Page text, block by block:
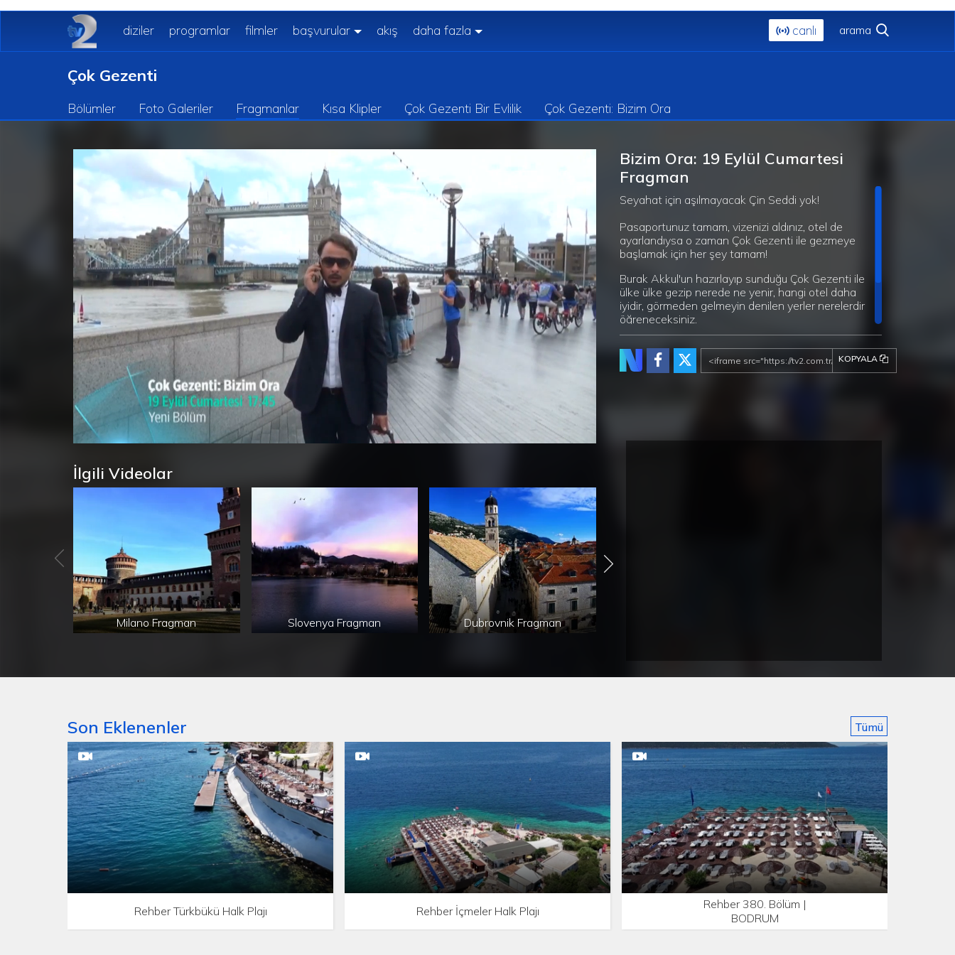
diziler programlar filmler başvurular akış daha fazla canlı
Çok Gezenti
Bölümler Foto Galeriler Fragmanlar Kısa Klipler Çok Gezenti Bir Evlilik Çok Gezenti: Bizim Ora
Yüklendi:
Yükleniyor
İlgili Videolar
Milano Fragman Slovenya Fragman Dubrovnik Fragman
Bizim Ora: 19 Eylül Cumartesi
Fragman
Seyahat için aşılmayacak Çin Seddi yok!
Pasaportunuz tamam, vizenizi aldınız, otel de
ayarlandıysa o zaman Çok Gezenti ile gezmeye
başlamak için her şey tamam!
Burak Akkul'un hazırlayıp sunduğu Çok Gezenti ile
ülke ülke gezip nerede ne yenir, hangi otel daha
iyidir, görmeden gelmeyin denilen yerler nerelerdir
öğreneceksiniz.
yerinizde durmak istemeyeceksiniz!
KOPYALA
Son Eklenenler
Rehber Türkbükü Halk Plajı Rehber İçmeler Halk Plajı
Rehber 380. Bölüm |
BODRUM
Tümü